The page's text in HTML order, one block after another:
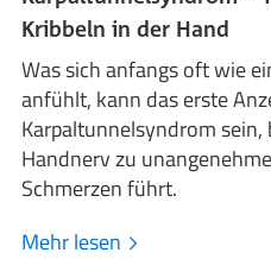
Kribbeln in der Hand
Was sich anfangs oft wie
anfühlt, kann das erste
Karpaltunnelsyndrom sein,
Handnerv zu
Schmerzen führt.
Mehr lesen